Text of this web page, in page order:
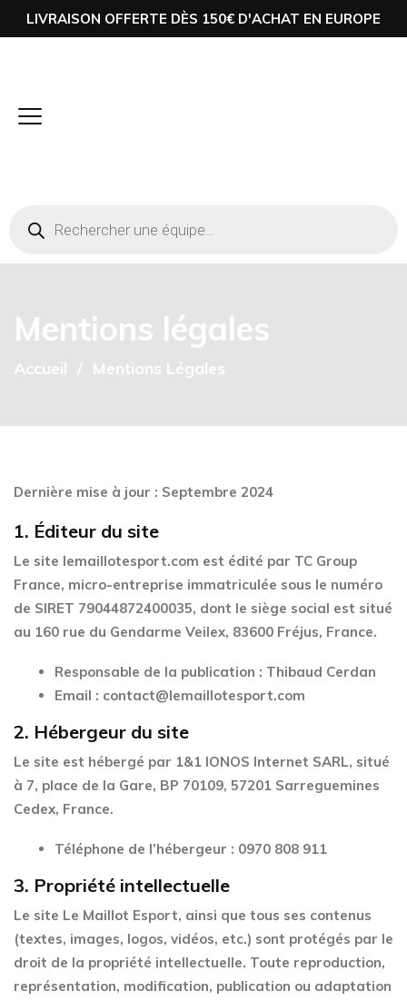
LIVRAISON OFFERTE DÈS 150€ D'ACHAT EN EUROPE
Mentions légales
Accueil Mentions Légales
Dernière mise à jour : Septembre 2024
1. Éditeur du site
Le site lemaillotesport.com est édité par TC Group
France, micro-entreprise immatriculée sous le numéro
de SIRET 79044872400035, dont le siège social est situé
au 160 rue du Gendarme Veilex, 83600 Fréjus, France.
Responsable de la publication : Thibaud Cerdan
Email : contact@lemaillotesport.com
2. Hébergeur du site
Le site est hébergé par 1&1 IONOS Internet SARL, situé
à 7, place de la Gare, BP 70109, 57201 Sarreguemines
Cedex, France.
Téléphone de l’hébergeur : 0970 808 911
3. Propriété intellectuelle
Le site Le Maillot Esport, ainsi que tous ses contenus
(textes, images, logos, vidéos, etc.) sont protégés par le
droit de la propriété intellectuelle. Toute reproduction,
représentation, modification, publication ou adaptation